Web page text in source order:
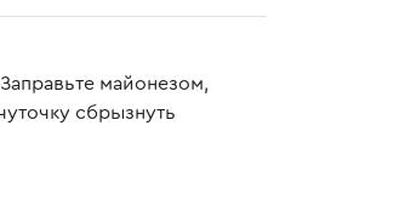
майонезом,
сбрызнуть